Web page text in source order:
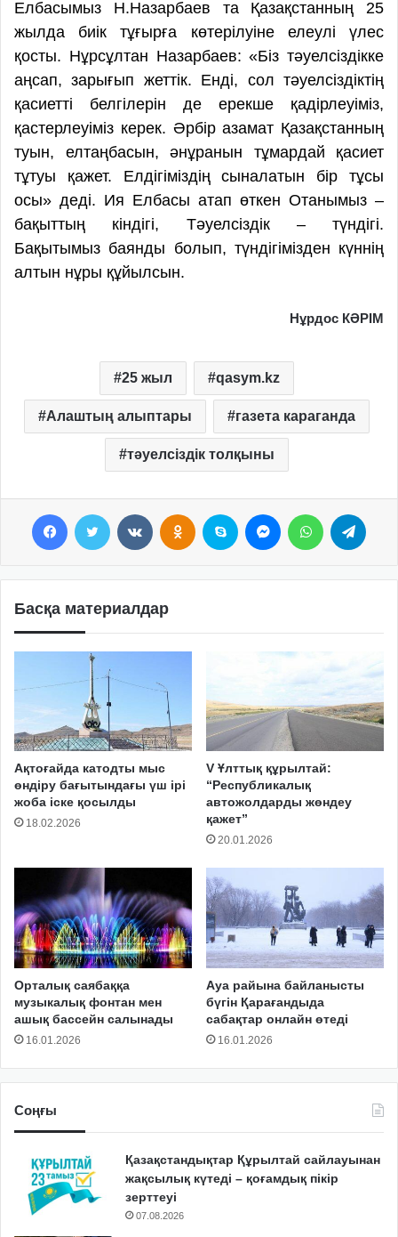
Елбасымыз Н.Назарбаев та Қазақстанның 25
жылда биік тұғырға көтерілуіне елеулі үлес
қосты. Нұрсұлтан Назарбаев: «Біз тәуелсіздікке
аңсап, зарығып жеттік. Енді, сол тәуелсіздіктің
қасиетті белгілерін де ерекше қадірлеуіміз,
қастерлеуіміз керек. Әрбір азамат Қазақстанның
туын, елтаңбасын, әнұранын тұмардай қасиет
тұтуы қажет. Елдігіміздің сыналатын бір тұсы
осы» деді. Ия Елбасы атап өткен Отанымыз –
бақыттың кіндігі, Тәуелсіздік – түндігі.
Бақытымыз баянды болып, түндігімізден күннің
алтын нұры құйылсын.
Нұрдос КӘРІМ
25 жыл qasym.kz
Алаштың алыптары газета караганда
тәуелсіздік толқыны
Басқа материалдар
Ақтоғайда катодты мыс
өндіру бағытындағы үш ірі
жоба іске қосылды
18.02.2026
V Ұлттық құрылтай:
“Республикалық
автожолдарды жөндеу
қажет”
20.01.2026
Орталық саябаққа
музыкалық фонтан мен
ашық бассейн салынады
16.01.2026
Ауа райына байланысты
бүгін Қарағандыда
сабақтар онлайн өтеді
16.01.2026
Соңғы
Қазақстандықтар Құрылтай сайлауынан
жақсылық күтеді – қоғамдық пікір
зерттеуі
07.08.2026